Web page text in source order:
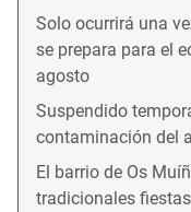
Solo ocurrirá una
se prepara para el
agosto
Suspendido
contaminación del
El barrio de Os
tradicionales